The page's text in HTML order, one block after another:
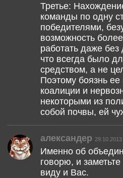
Третье:
команды по одну
победителями,
возможность
работать даже
что всегда было
средством, а не
Поэтому боязнь
коалиции и
некоторыми из
собой почвы, ей
александер
Именно об
говорю, и
виду и Вас.